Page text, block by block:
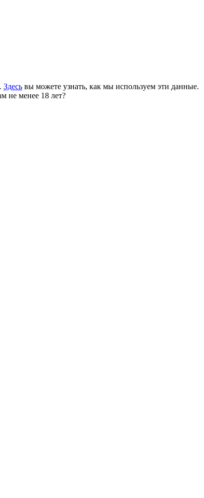
Здесь вы можете узнать, как мы используем эти данные.
не менее 18 лет?